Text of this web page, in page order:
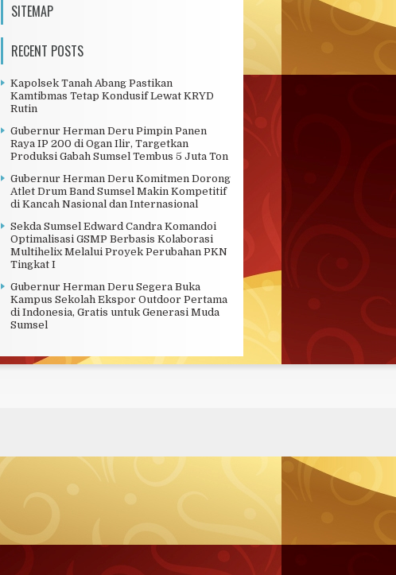
SITEMAP
RECENT POSTS
Kapolsek Tanah Abang Pastikan
Kamtibmas Tetap Kondusif Lewat KRYD
Rutin
Gubernur Herman Deru Pimpin Panen
Raya IP 200 di Ogan Ilir, Targetkan
Produksi Gabah Sumsel Tembus 5 Juta Ton
Gubernur Herman Deru Komitmen Dorong
Atlet Drum Band Sumsel Makin Kompetitif
di Kancah Nasional dan Internasional
Sekda Sumsel Edward Candra Komandoi
Optimalisasi GSMP Berbasis Kolaborasi
Multihelix Melalui Proyek Perubahan PKN
Tingkat I
Gubernur Herman Deru Segera Buka
Kampus Sekolah Ekspor Outdoor Pertama
di Indonesia, Gratis untuk Generasi Muda
Sumsel